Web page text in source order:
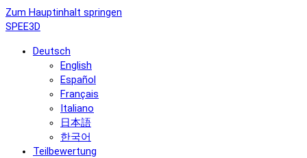
Zum Hauptinhalt springen
SPEE3D
Deutsch
English
Español
Français
Italiano
日本語
한국어
Teilbewertung